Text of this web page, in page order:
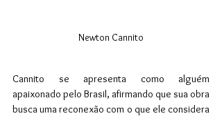
Newton Cannito
Cannito se apresenta como alguém
apaixonado pelo Brasil, afirmando que sua obra
busca uma reconexão com o que ele considera